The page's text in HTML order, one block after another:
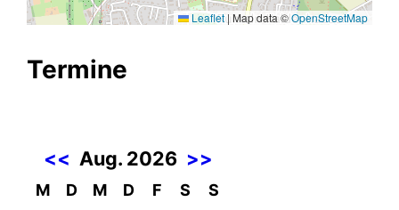
Leaflet |Map data ©OpenStreetMap
Termine
<< Aug. 2026 >>
M D M D F S
S